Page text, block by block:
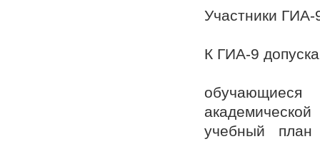
Участники ГИА-
К ГИА-9
учебный